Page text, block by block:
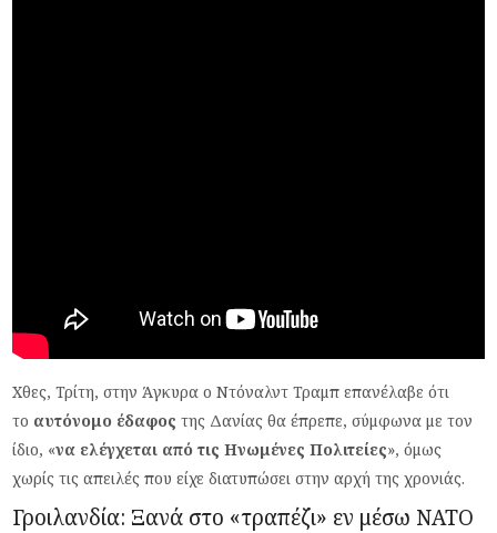
Χθες, Τρίτη, στην Άγκυρα ο Ντόναλντ Τραμπ επανέλαβε ότι
το αυτόνομο έδαφος της Δανίας θα έπρεπε, σύμφωνα με τον
ίδιο, «να ελέγχεται από τις Ηνωμένες Πολιτείες», όμως
χωρίς τις απειλές που είχε διατυπώσει στην αρχή της χρονιάς.
Γροιλανδία: Ξανά στο «τραπέζι» εν μέσω ΝΑΤΟ